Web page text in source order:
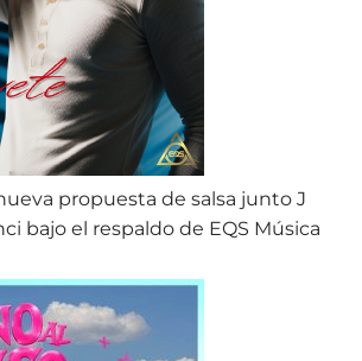
propuesta de salsa junto J
bajo el respaldo de EQS Música